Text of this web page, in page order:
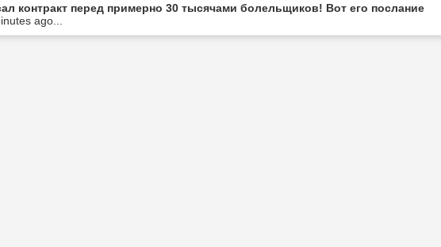
контракт перед примерно 30 тысячами болельщиков! Вот его послание
ago...